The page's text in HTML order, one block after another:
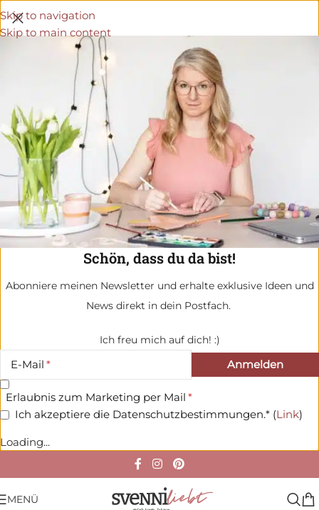
Schön, dass du da bist!
Abonniere meinen Newsletter und erhalte exklusive Ideen und
News direkt in dein Postfach.
Ich freu mich auf dich! :)
E-Mail
Erlaubnis zum Marketing per Mail
Ich akzeptiere die Datenschutzbestimmungen.* (Link)
Loading...
Skip to navigation
Skip to main content
MENÜ